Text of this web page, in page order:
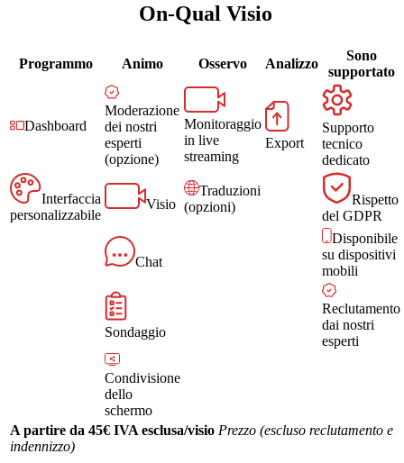
On-Qual Visio
Programmo Animo Osservo Analizzo
Sono
supportato
Dashboard
Moderazione
dei nostri
esperti
(opzione)
Monitoraggio
in live
streaming
Export
Supporto
tecnico
dedicato
Interfaccia
personalizzabile
Visio
Traduzioni
(opzioni)
Rispetto
del GDPR
Chat
Disponibile
su dispositivi
mobili
Sondaggio
Reclutamento
dai nostri
esperti
Condivisione
dello
schermo
A partire da 45€ IVA esclusa/visio Prezzo (escluso reclutamento e
indennizzo)